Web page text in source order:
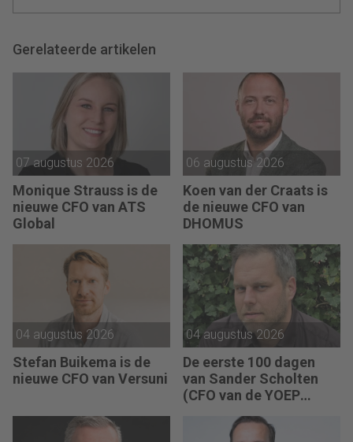
Gerelateerde artikelen
07 augustus 2026
Monique Strauss is de
nieuwe CFO van ATS
Global
06 augustus 2026
Koen van der Craats is
de nieuwe CFO van
DHOMUS
04 augustus 2026
Stefan Buikema is de
nieuwe CFO van Versuni
04 augustus 2026
De eerste 100 dagen
van Sander Scholten
(CFO van de YOEP
sturing werkt pas echt